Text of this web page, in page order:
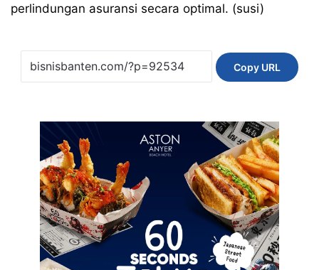
perlindungan asuransi secara optimal. (susi)
Copy URL